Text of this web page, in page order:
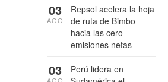
Repsol acelera la hoja
de ruta de Bimbo
hacia las cero
emisiones netas
03
AGO
Perú lidera en
03
AGO